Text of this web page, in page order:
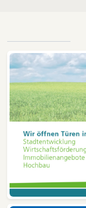
Immobilienservice
Kaltenkirchen
Kaufvertrag
Loft
mietvertrag
Planung
Reihenendhaus